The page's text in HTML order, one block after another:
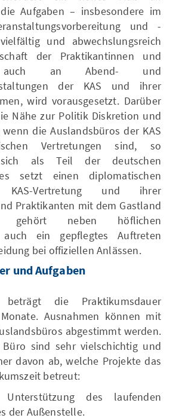
Aufgaben – insbesondere im
und -
und abwechslungsreich
der Praktikantinnen und
auch an Abend- und
der KAS und ihrer
wird vorausgesetzt. Darüber
Nähe zur Politik Diskretion und
die Auslandsbüros der KAS
Vertretungen sind, so
als Teil der deutschen
setzt einen diplomatischen
Vertretung und ihrer
Praktikanten mit dem Gastland
gehört neben höflichen
auch ein gepflegtes Auftreten
bei offiziellen Anlässen.
und Aufgaben
die Praktikumsdauer
Ausnahmen können mit
abgestimmt werden.
sind sehr vielschichtig und
davon ab, welche Projekte das
betreut:
Unterstützung des laufenden
der Außenstelle.